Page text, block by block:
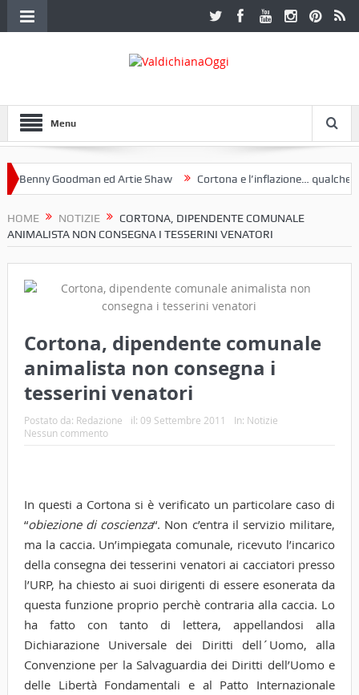
Menu
Goodman ed Artie Shaw Cortona e l’inflazione… qualche
HOME NOTIZIE
CORTONA, DIPENDENTE COMUNALE
ANIMALISTA NON CONSEGNA I TESSERINI VENATORI
Cortona, dipendente comunale
animalista non consegna i
tesserini venatori
Postato da: Redazione il: 09 Settembre 2011 In: Notizie
Nessun commento
In questi a Cortona si è verificato un particolare caso di
“obiezione di coscienza“. Non c’entra il servizio militare,
ma la caccia. Un’impiegata comunale, ricevuto l’incarico
della consegna dei tesserini venatori ai cacciatori presso
l’URP, ha chiesto ai suoi dirigenti di essere esonerata da
questa funzione proprio perchè contraria alla caccia. Lo
ha fatto con tanto di lettera, appellandosi alla
Dichiarazione Universale dei Diritti dell´Uomo, alla
Convenzione per la Salvaguardia dei Diritti dell’Uomo e
delle Libertà Fondamentali e al Patto Internazionale